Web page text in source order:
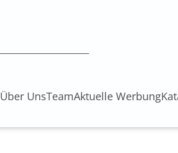
Über UnsTeamAktuelle Werbung